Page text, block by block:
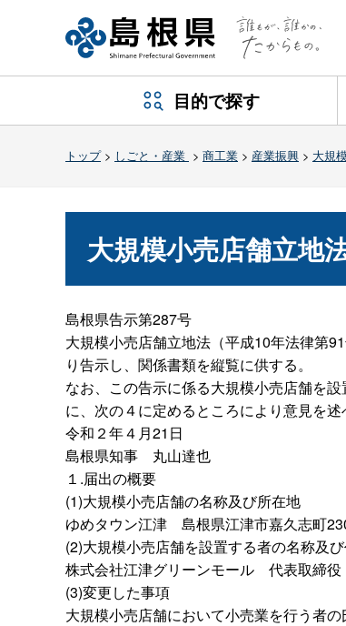
目的で探す
トップ> しごと・産業 > 商工業 > 産業振興 > 大規
大規模小売店舗立地
島根県告示第287号
大規模小売店舗立地法（平成10年法律第
り告示し、関係書類を縦覧に供する。
なお、この告示に係る大規模小売店舗を
に、次の４に定めるところにより意見を述
令和２年４月21日
島根県知事 丸山達也
１.届出の概要
(1)大規模小売店舗の名称及び所在地
ゆめタウン江津 島根県江津市嘉久志町
(2)大規模小売店舗を設置する者の名称及
株式会社江津グリーンモール 代表取締役
(3)変更した事項
大規模小売店舗において小売業を行う者